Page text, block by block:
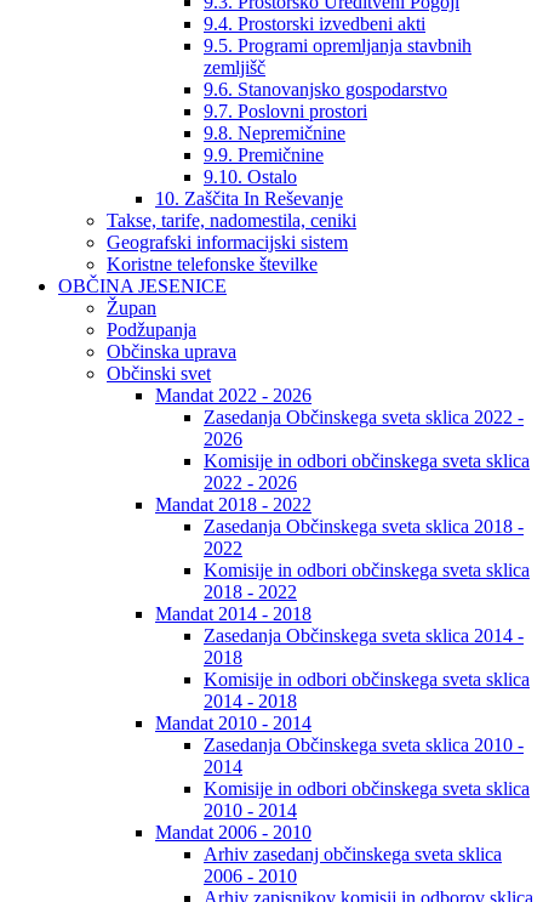
9.4. Prostorski izvedbeni akti
9.5. Programi opremljanja stavbnih
zemljišč
9.6. Stanovanjsko gospodarstvo
9.7. Poslovni prostori
9.8. Nepremičnine
9.9. Premičnine
9.10. Ostalo
10. Zaščita In Reševanje
Takse, tarife, nadomestila, ceniki
Geografski informacijski sistem
Koristne telefonske številke
OBČINA JESENICE
Župan
Podžupanja
Občinska uprava
Občinski svet
Mandat 2022 - 2026
Zasedanja Občinskega sveta sklica 2022 -
2026
Komisije in odbori občinskega sveta sklica
2022 - 2026
Mandat 2018 - 2022
Zasedanja Občinskega sveta sklica 2018 -
2022
Komisije in odbori občinskega sveta sklica
2018 - 2022
Mandat 2014 - 2018
Zasedanja Občinskega sveta sklica 2014 -
2018
Komisije in odbori občinskega sveta sklica
2014 - 2018
Mandat 2010 - 2014
Zasedanja Občinskega sveta sklica 2010 -
2014
Komisije in odbori občinskega sveta sklica
2010 - 2014
Mandat 2006 - 2010
Arhiv zasedanj občinskega sveta sklica
2006 - 2010
Arhiv zapisnikov komisij in odborov sklica